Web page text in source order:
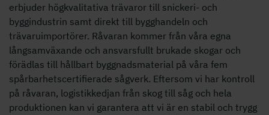
erbjuder högkvalitativa trävaror till snickeri- och
byggindustrin samt direkt till bygghandeln och
trävaruimportörer. Råvaran kommer från våra egna
långsamväxande och ansvarsfullt brukade skogar och
förädlas till hållbart byggnadsmaterial på våra fem
spårbarhetscertifierade sågverk. Eftersom vi har kontroll
på råvaran, logistikkedjan från skog till såg och hela
produktionen kan vi garantera att vi är en stabil och trygg